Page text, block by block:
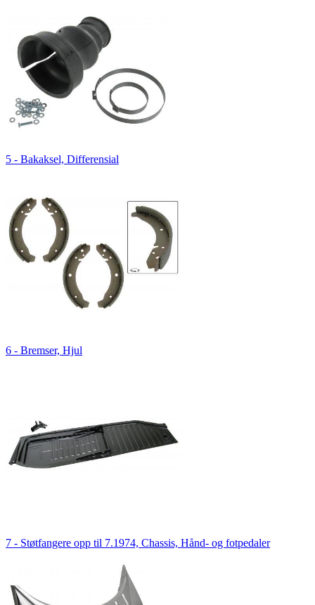
5 - Bakaksel, Differensial
6 - Bremser, Hjul
7 - Støtfangere opp til 7.1974, Chassis, Hånd- og fotpedaler